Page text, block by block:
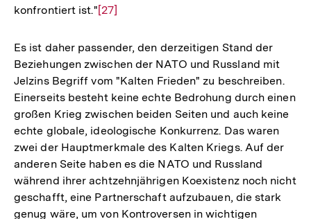
konfrontiert ist."Zur
der
Fußnote
[27]
Es ist daher passender, den derzeitigen Stand der
Beziehungen zwischen der NATO und Russland mit
Jelzins Begriff vom "Kalten Frieden" zu beschreiben.
Einerseits besteht keine echte Bedrohung durch einen
großen Krieg zwischen beiden Seiten und auch keine
echte globale, ideologische Konkurrenz. Das waren
zwei der Hauptmerkmale des Kalten Kriegs. Auf der
anderen Seite haben es die NATO und Russland
während ihrer achtzehnjährigen Koexistenz noch nicht
geschafft, eine Partnerschaft aufzubauen, die stark
genug wäre, um von Kontroversen in wichtigen